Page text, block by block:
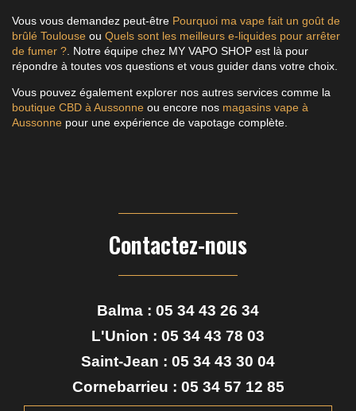
Vous vous demandez peut-être Pourquoi ma vape fait un goût de
brûlé Toulouse ou Quels sont les meilleurs e-liquides pour arrêter
de fumer ? . Notre équipe chez MY VAPO SHOP est là pour
répondre à toutes vos questions et vous guider dans votre choix.
Vous pouvez également explorer nos autres services comme la
boutique CBD à Aussonne ou encore nos magasins vape à
Aussonne pour une expérience de vapotage complète.
Contactez-nous
Balma : 05 34 43 26 34
L'Union : 05 34 43 78 03
Saint-Jean : 05 34 43 30 04
Cornebarrieu : 05 34 57 12 85